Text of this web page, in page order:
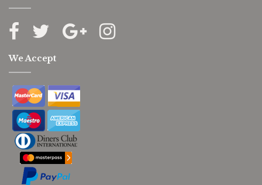
We Accept